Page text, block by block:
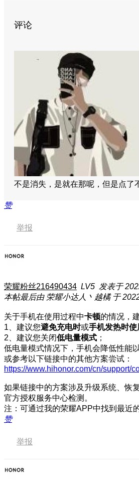
评论
不是消失，是就在那呢，但是点了
赞
举报
荣耀粉丝216490434 LV5 发表于
本帖最后由 荣耀小达人丶越橘 于
关于手机在使用过程中卡顿的情况，
1、建议您避免充电时或手机发热时使
2、建议您关闭低电量模式 ；
低电量模式情况下，手机会降低性能
或参考以下链接中的其他方案尝试：
https://www.hihonor.com/cn/support/
如果链接中的方案涉及升级系统、恢
官方授权服务中心检测。
注：可通过我的荣耀APP中找到最近
赞
举报